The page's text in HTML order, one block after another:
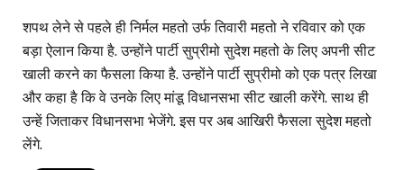
शपथ लेने से पहले ही निर्मल महतो उर्फ तिवारी महतो ने रविवार को एक
बड़ा ऐलान किया है. उन्होंने पार्टी सुप्रीमो सुदेश महतो के लिए अपनी सीट
खाली करने का फैसला किया है. उन्होंने पार्टी सुप्रीमो को एक पत्र लिखा
और कहा है कि वे उनके लिए मांडू विधानसभा सीट खाली करेंगे. साथ ही
उन्हें जिताकर विधानसभा भेजेंगे. इस पर अब आखिरी फैसला सुदेश महतो
लेंगे.